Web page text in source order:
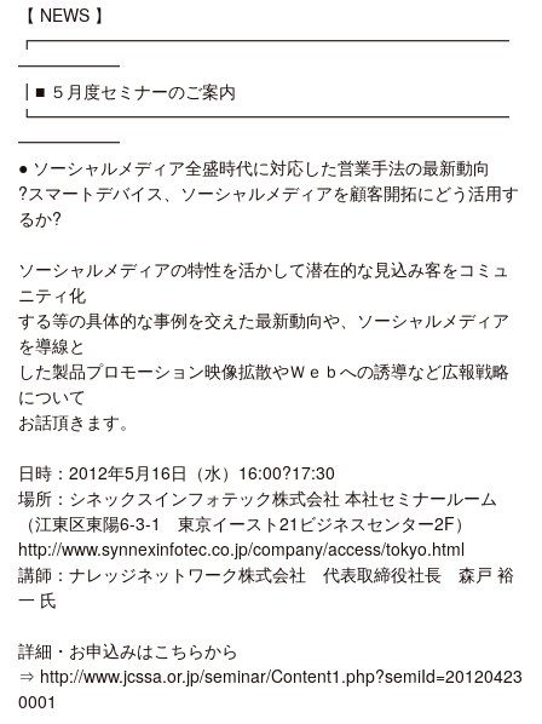
【 NEWS 】
┏━━━━━━━━━━━━━━━━━━━━━━━━━━━━
━━━━━━
┃■ ５月度セミナーのご案内
┗━━━━━━━━━━━━━━━━━━━━━━━━━━━━
━━━━━━
● ソーシャルメディア全盛時代に対応した営業手法の最新動向
?スマートデバイス、ソーシャルメディアを顧客開拓にどう活用す
るか?
ソーシャルメディアの特性を活かして潜在的な見込み客をコミュ
ニティ化
する等の具体的な事例を交えた最新動向や、ソーシャルメディア
を導線と
した製品プロモーション映像拡散やＷｅｂへの誘導など広報戦略
について
お話頂きます。
日時：2012年5月16日（水）16:00?17:30
場所：シネックスインフォテック株式会社 本社セミナールーム
（江東区東陽6-3-1 東京イースト21ビジネスセンター2F）
http://www.synnexinfotec.co.jp/company/access/tokyo.html
講師：ナレッジネットワーク株式会社 代表取締役社長 森戸 裕
一 氏
詳細・お申込みはこちらから
⇒ http://www.jcssa.or.jp/seminar/Content1.php?semiId=20120423
0001